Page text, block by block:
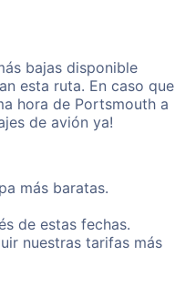
bajas disponible
esta ruta. En caso que
hora de Portsmouth a
de avión ya!
más baratas.
de estas fechas.
nuestras tarifas más